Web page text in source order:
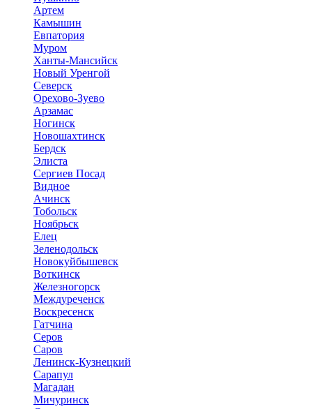
Артем
Камышин
Евпатория
Муром
Ханты-Мансийск
Новый Уренгой
Северск
Орехово-Зуево
Арзамас
Ногинск
Новошахтинск
Бердск
Элиста
Сергиев Посад
Видное
Ачинск
Тобольск
Ноябрьск
Елец
Зеленодольск
Новокуйбышевск
Воткинск
Железногорск
Междуреченск
Воскресенск
Гатчина
Серов
Саров
Ленинск-Кузнецкий
Сарапул
Магадан
Мичуринск